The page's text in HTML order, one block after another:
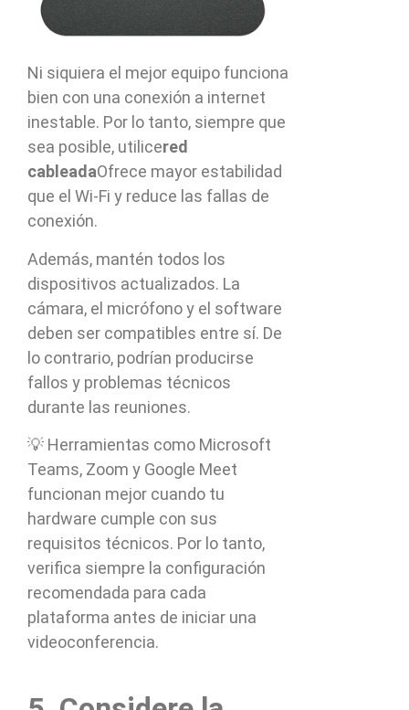
Ni siquiera el mejor equipo funciona
bien con una conexión a internet
inestable. Por lo tanto, siempre que
sea posible, utilicered
cableadaOfrece mayor estabilidad
que el Wi-Fi y reduce las fallas de
conexión.
Además, mantén todos los
dispositivos actualizados. La
cámara, el micrófono y el software
deben ser compatibles entre sí. De
lo contrario, podrían producirse
fallos y problemas técnicos
durante las reuniones.
💡 Herramientas como Microsoft
Teams, Zoom y Google Meet
funcionan mejor cuando tu
hardware cumple con sus
requisitos técnicos. Por lo tanto,
verifica siempre la configuración
recomendada para cada
plataforma antes de iniciar una
videoconferencia.